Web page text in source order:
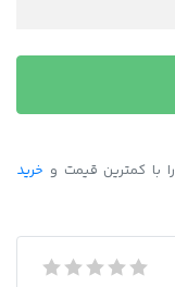
خرید